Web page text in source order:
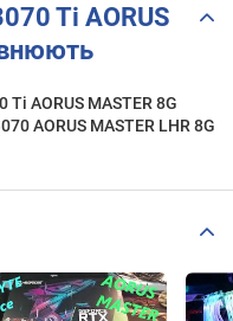
Ti AORUS
AORUS MASTER 8G
AORUS MASTER LHR 8G